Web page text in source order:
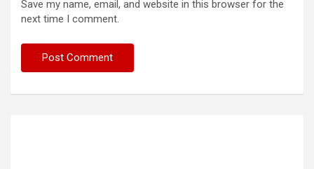
Save my name, email, and website in this browser for the
next time I comment.